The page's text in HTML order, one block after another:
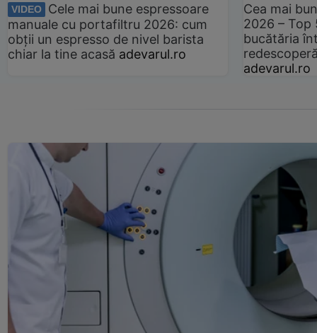
VIDEO
Cele mai bune espressoare
manuale cu portafiltru 2026: cum
obții un espresso de nivel barista
chiar la tine acasă adevarul.ro
Cea mai
2026 –
bucătăria
adevarul.ro